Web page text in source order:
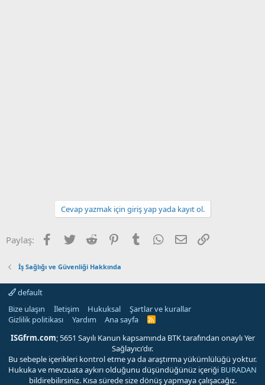
Cevap yazmak için giriş yap yada kayıt ol.
Paylaş: Facebook
Twitter Reddit PinterestTumblr WhatsApp
E-posta
İş Sağlığı ve Güvenliği Hakkında
default
Bize ulaşın
İletişim Hukuksal
Şartlar ve kurallar
Gizlilik politikası
Yardım Ana sayfa
R
S
ISGfrm.com; 5651 Sayılı Kanun kapsamında BTK tarafından onaylı Yer
Sağlayıcı'dır.
Bu sebeple içerikleri kontrol etme ya da araştırma yükümlülüğü yoktur.
Hukuka ve mevzuata aykırı olduğunu düşündüğünüz içeriği BURADAN
bildirebilirsiniz. Kısa sürede size dönüş yapmaya çalışacağız.